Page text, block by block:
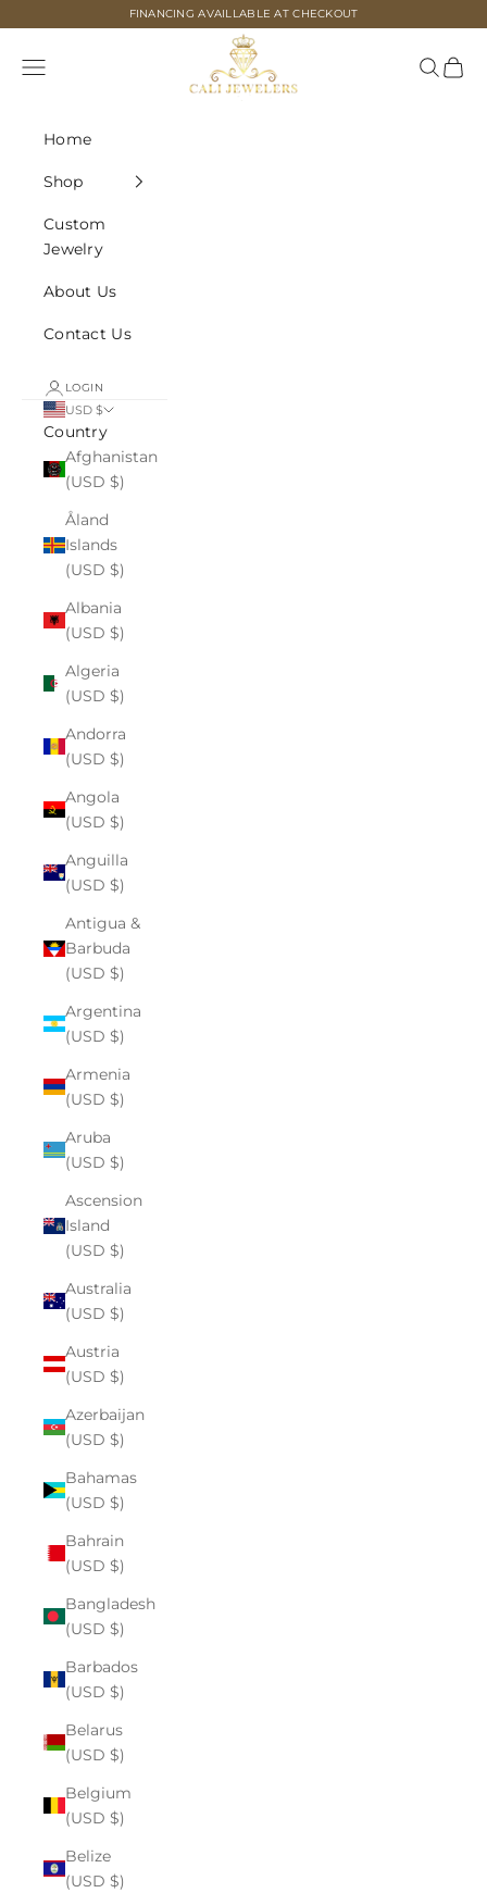
FINANCING AVAILLABLE AT CHECKOUT
Cali Jewelers
Navigation menu
Search
Cart
Home
Shop
Custom
Jewelry
About Us
Contact Us
LOGIN
USD $
Country
Afghanistan
(USD $)
Åland
Islands
(USD $)
Albania
(USD $)
Algeria
(USD $)
Andorra
(USD $)
Angola
(USD $)
Anguilla
(USD $)
Antigua &
Barbuda
(USD $)
Argentina
(USD $)
Armenia
(USD $)
Aruba
(USD $)
Ascension
Island
(USD $)
Australia
(USD $)
Austria
(USD $)
Azerbaijan
(USD $)
Bahamas
(USD $)
Bahrain
(USD $)
Bangladesh
(USD $)
Barbados
(USD $)
Belarus
(USD $)
Belgium
(USD $)
Belize
(USD $)